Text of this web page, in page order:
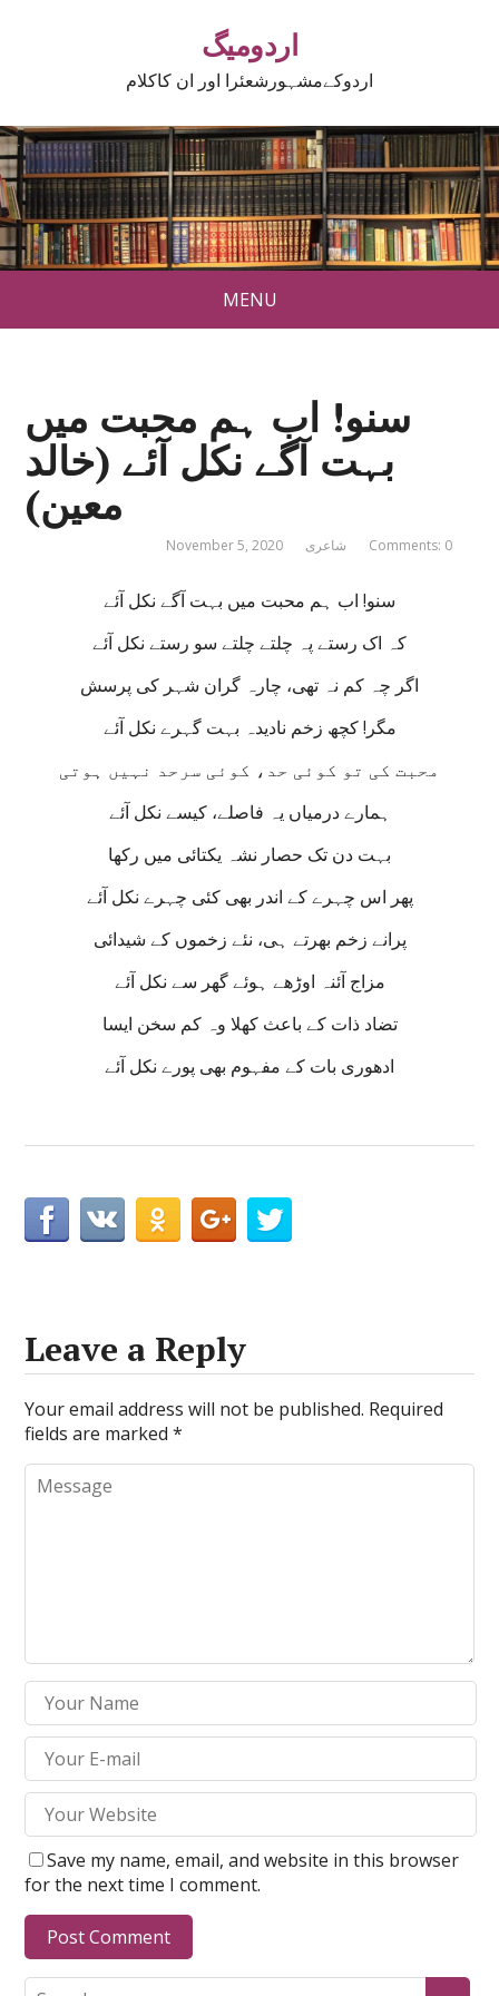
اردومیگ
اردوکےمشہورشعئرا اور ان کاکلام
MENU
سنو! اب ہم محبت میں
بہت آگے نکل آئے (خالد
معین)
November 5, 2020 شاعری Comments: 0
سنو! اب ہم محبت میں بہت آگے نکل آئے
کہ اک رستے پہ چلتے چلتے سو رستے نکل آئے
اگر چہ کم نہ تھی، چارہ گران شہر کی پرسش
مگر! کچھ زخم نادیدہ بہت گہرے نکل آئے
محبت کی تو کوئی حد، کوئی سرحد نہیں ہوتی
ہمارے درمیاں یہ فاصلے، کیسے نکل آئے
بہت دن تک حصار نشہ یکتائی میں رکھا
پھر اس چہرے کے اندر بھی کئی چہرے نکل آئے
پرانے زخم بھرتے ہی، نئے زخموں کے شیدائی
مزاج آئنہ اوڑھے ہوئے گھر سے نکل آئے
تضاد ذات کے باعث کھلا وہ کم سخن ایسا
ادھوری بات کے مفہوم بھی پورے نکل آئے
Leave a Reply
Your email address will not be published. Required
fields are marked*
Save my name, email, and website in this browser
for the next time I comment.